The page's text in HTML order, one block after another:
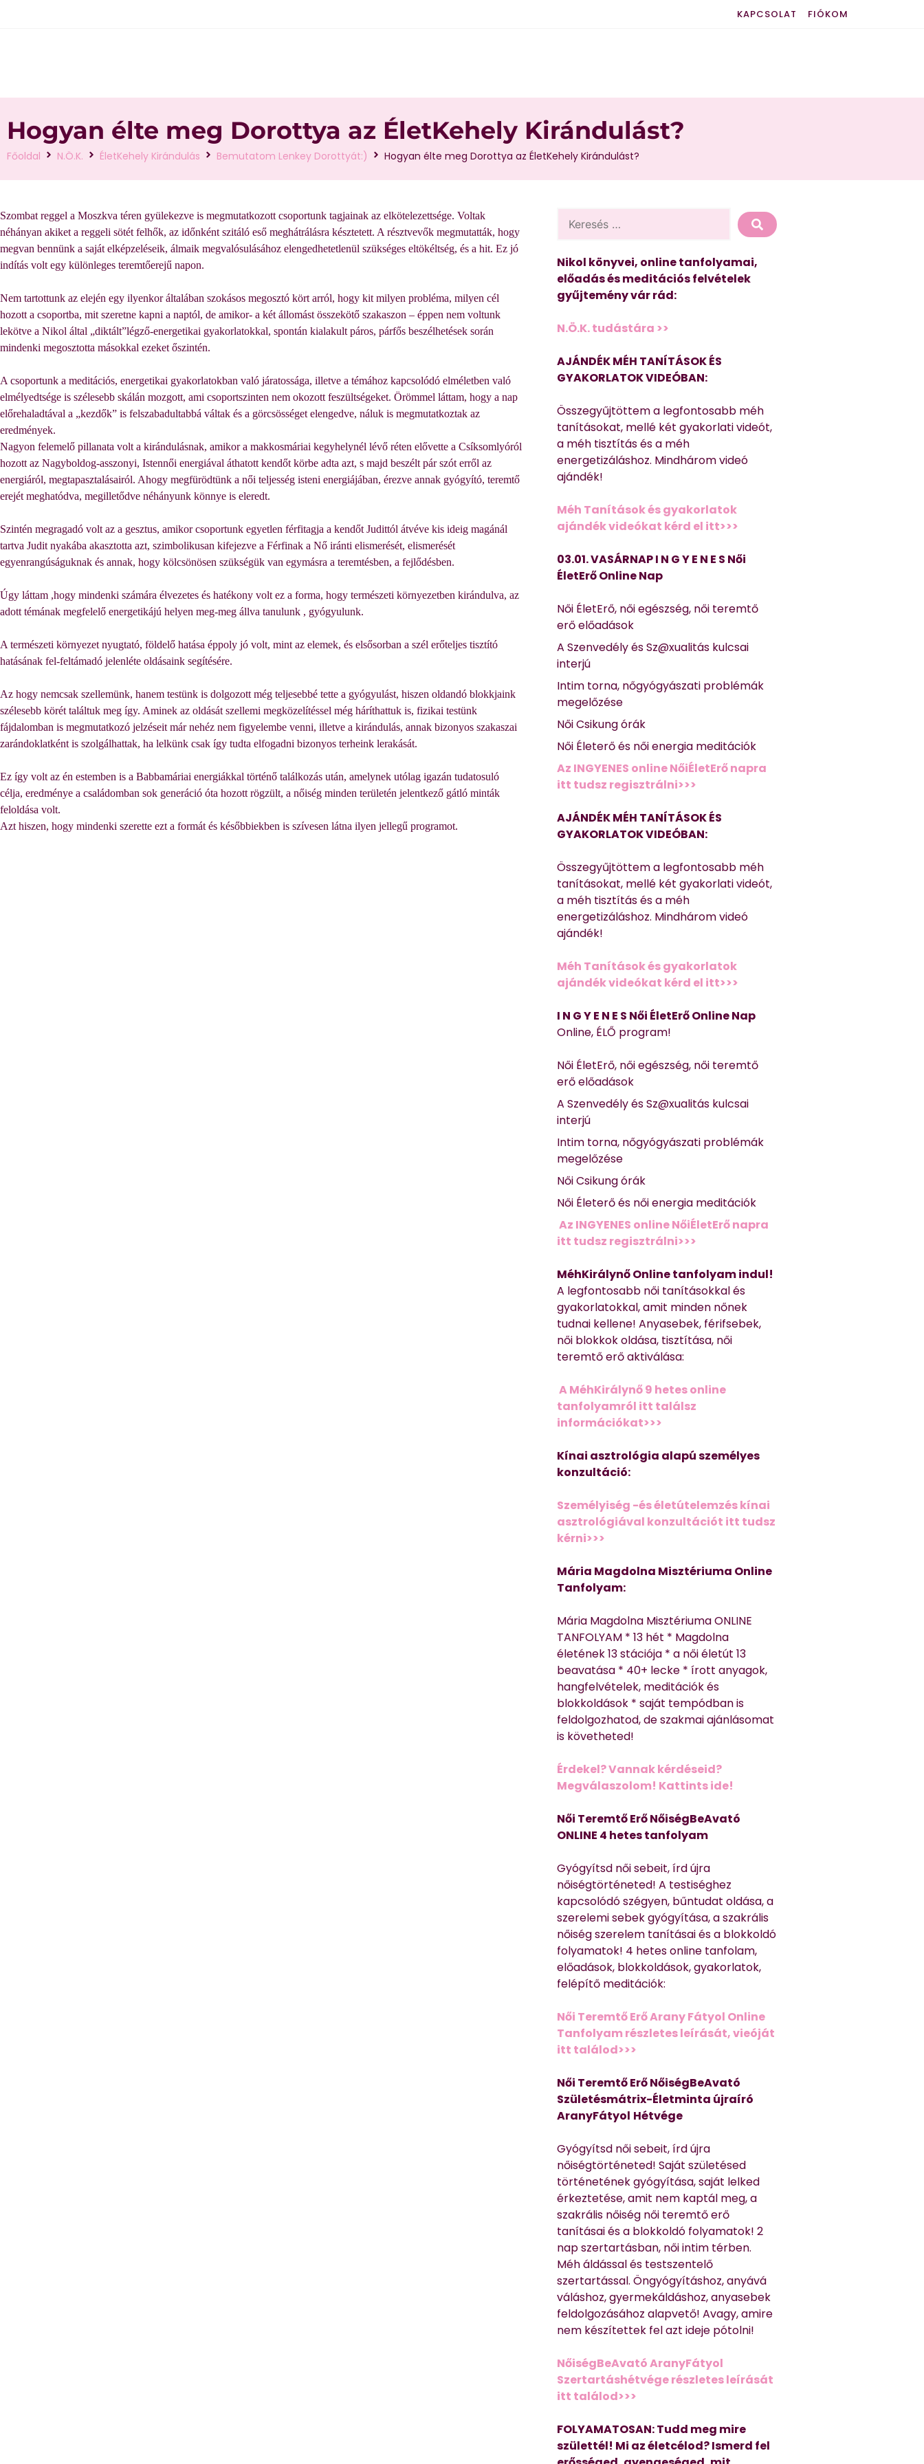
KAPCSOLAT FIÓKOM
Hogyan élte meg Dorottya az ÉletKehely Kirándulást?
Főoldal N.Ö.K. ÉletKehely Kirándulás Bemutatom Lenkey Dorottyát:) Hogyan élte meg Dorottya az ÉletKehely Kirándulást?
Szombat reggel a Moszkva téren gyülekezve is megmutatkozott csoportunk tagjainak az elkötelezettsége. Voltak
néhányan akiket a reggeli sötét felhők, az időnként szitáló eső meghátrálásra késztetett. A résztvevők megmutatták, hogy
megvan bennünk a saját elképzeléseik, álmaik megvalósulásához elengedhetetlenül szükséges eltökéltség, és a hit. Ez jó
indítás volt egy különleges teremtőerejű napon.
Nem tartottunk az elején egy ilyenkor általában szokásos megosztó kört arról, hogy kit milyen probléma, milyen cél
hozott a csoportba, mit szeretne kapni a naptól, de amikor- a két állomást összekötő szakaszon – éppen nem voltunk
lekötve a Nikol által „diktált”légző-energetikai gyakorlatokkal, spontán kialakult páros, párfős beszélhetések során
mindenki megosztotta másokkal ezeket őszintén.
A csoportunk a meditációs, energetikai gyakorlatokban való járatossága, illetve a témához kapcsolódó elméletben való
elmélyedtsége is szélesebb skálán mozgott, ami csoportszinten nem okozott feszültségeket. Örömmel láttam, hogy a nap
előrehaladtával a „kezdők” is felszabadultabbá váltak és a görcsösséget elengedve, náluk is megmutatkoztak az
eredmények.
Nagyon felemelő pillanata volt a kirándulásnak, amikor a makkosmáriai kegyhelynél lévő réten elővette a Csíksomlyóról
hozott az Nagyboldog-asszonyi, Istennői energiával áthatott kendőt körbe adta azt, s majd beszélt pár szót erről az
energiáról, megtapasztalásairól. Ahogy megfürödtünk a női teljesség isteni energiájában, érezve annak gyógyító, teremtő
erejét meghatódva, megilletődve néhányunk könnye is eleredt.
Szintén megragadó volt az a gesztus, amikor csoportunk egyetlen férfitagja a kendőt Judittól átvéve kis ideig magánál
tartva Judit nyakába akasztotta azt, szimbolikusan kifejezve a Férfinak a Nő iránti elismerését, elismerését
egyenrangúságuknak és annak, hogy kölcsönösen szükségük van egymásra a teremtésben, a fejlődésben.
Úgy láttam ,hogy mindenki számára élvezetes és hatékony volt ez a forma, hogy természeti környezetben kirándulva, az
adott témának megfelelő energetikájú helyen meg-meg állva tanulunk , gyógyulunk.
A természeti környezet nyugtató, földelő hatása éppoly jó volt, mint az elemek, és elsősorban a szél erőteljes tisztító
hatásának fel-feltámadó jelenléte oldásaink segítésére.
Az hogy nemcsak szellemünk, hanem testünk is dolgozott még teljesebbé tette a gyógyulást, hiszen oldandó blokkjaink
szélesebb körét találtuk meg így. Aminek az oldását szellemi megközelítéssel még háríthattuk is, fizikai testünk
fájdalomban is megmutatkozó jelzéseit már nehéz nem figyelembe venni, illetve a kirándulás, annak bizonyos szakaszai
zarándoklatként is szolgálhattak, ha lelkünk csak így tudta elfogadni bizonyos terheink lerakását.
Ez így volt az én estemben is a Babbamáriai energiákkal történő találkozás után, amelynek utólag igazán tudatosuló
célja, eredménye a családomban sok generáció óta hozott rögzült, a nőiség minden területén jelentkező gátló minták
feloldása volt.
Azt hiszen, hogy mindenki szerette ezt a formát és későbbiekben is szívesen látna ilyen jellegű programot.
Nikol könyvei, online tanfolyamai,
előadás és meditációs felvételek
gyűjtemény vár rád:
N.Ö.K. tudástára >>
AJÁNDÉK MÉH TANÍTÁSOK ÉS
GYAKORLATOK VIDEÓBAN:
Összegyűjtöttem a legfontosabb méh
tanításokat, mellé két gyakorlati videót,
a méh tisztítás és a méh
energetizáláshoz. Mindhárom videó
ajándék!
Méh Tanítások és gyakorlatok
ajándék videókat kérd el itt>>>
03.01. VASÁRNAP I N G Y E N E S Női
ÉletErő Online Nap
Női ÉletErő, női egészség, női teremtő
erő előadások
A Szenvedély és Sz@xualitás kulcsai
interjú
Intim torna, nőgyógyászati problémák
megelőzése
Női Csikung órák
Női Életerő és női energia meditációk
Az INGYENES online NőiÉletErő napra
itt tudsz regisztrálni>>>
AJÁNDÉK MÉH TANÍTÁSOK ÉS
GYAKORLATOK VIDEÓBAN:
Összegyűjtöttem a legfontosabb méh
tanításokat, mellé két gyakorlati videót,
a méh tisztítás és a méh
energetizáláshoz. Mindhárom videó
ajándék!
Méh Tanítások és gyakorlatok
ajándék videókat kérd el itt>>>
I N G Y E N E S Női ÉletErő Online Nap
Online, ÉLŐ program!
Női ÉletErő, női egészség, női teremtő
erő előadások
A Szenvedély és Sz@xualitás kulcsai
interjú
Intim torna, nőgyógyászati problémák
megelőzése
Női Csikung órák
Női Életerő és női energia meditációk
Az INGYENES online NőiÉletErő napra
itt tudsz regisztrálni>>>
MéhKirálynő Online tanfolyam indul!
A legfontosabb női tanításokkal és
gyakorlatokkal, amit minden nőnek
tudnai kellene! Anyasebek, férifsebek,
női blokkok oldása, tisztítása, női
teremtő erő aktiválása:
A MéhKirálynő 9 hetes online
tanfolyamról itt találsz
információkat>>>
Kínai asztrológia alapú személyes
konzultáció:
Személyiség -és életútelemzés kínai
asztrológiával konzultációt itt tudsz
kérni>>>
Mária Magdolna Misztériuma Online
Tanfolyam:
Mária Magdolna Misztériuma ONLINE
TANFOLYAM * 13 hét * Magdolna
életének 13 stációja * a női életút 13
beavatása * 40+ lecke * írott anyagok,
hangfelvételek, meditációk és
blokkoldások * saját tempódban is
feldolgozhatod, de szakmai ajánlásomat
is követheted!
Érdekel? Vannak kérdéseid?
Megválaszolom! Kattints ide!
Női Teremtő Erő NőiségBeAvató
ONLINE 4 hetes tanfolyam
Gyógyítsd női sebeit, írd újra
nőiségtörténeted! A testiséghez
kapcsolódó szégyen, bűntudat oldása, a
szerelemi sebek gyógyítása, a szakrális
nőiség szerelem tanításai és a blokkoldó
folyamatok! 4 hetes online tanfolam,
előadások, blokkoldások, gyakorlatok,
felépítő meditációk:
Női Teremtő Erő Arany Fátyol Online
Tanfolyam részletes leírását, vieóját
itt találod>>>
Női Teremtő Erő NőiségBeAvató
Születésmátrix-Életminta újraíró
AranyFátyol Hétvége
Gyógyítsd női sebeit, írd újra
nőiségtörténeted! Saját születésed
történetének gyógyítása, saját lelked
érkeztetése, amit nem kaptál meg, a
szakrális nőiség női teremtő erő
tanításai és a blokkoldó folyamatok! 2
nap szertartásban, női intim térben.
Méh áldással és testszentelő
szertartással. Öngyógyításhoz, anyává
váláshoz, gyermekáldáshoz, anyasebek
feldolgozásához alapvető! Avagy, amire
nem készítettek fel azt ideje pótolni!
NőiségBeAvató AranyFátyol
Szertartáshétvége részletes leírását
itt találod>>>
FOLYAMATOSAN: Tudd meg mire
születtél! Mi az életcélod? Ismerd fel